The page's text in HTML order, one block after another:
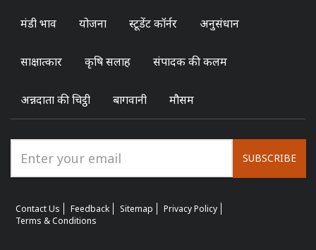
मंडी भाव योजना स्टूडेंट कॉर्नर अनुसंधान
साक्षात्कार कृषि सलाह संपादक की कलम
अन्नदाता की चिट्ठी बागवानी मौसम
SUBSCRIBE
Contact Us Feedback Sitemap
Privacy Policy
Terms & Conditions